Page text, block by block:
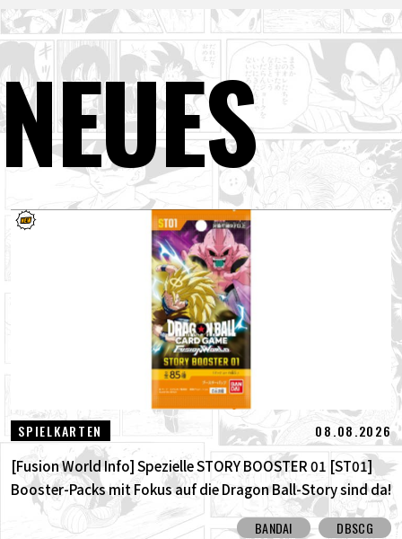
NEUES
SPIELKARTEN 08.08.2026
[Fusion World Info] Spezielle STORY BOOSTER 01 [ST01]
Booster-Packs mit Fokus auf die Dragon Ball-Story sind da!
Hier sind alle alternativen Karten!
BANDAI DBSCG